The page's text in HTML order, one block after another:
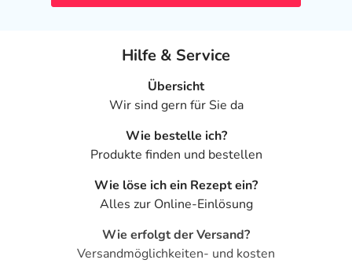
- Verwirrtheit
- Geschmacksstörungen
- Missempfindungen
- Störungen der unbewusssten Bewegungsabläufe mit
Zittern, evtl. Fallneigung
- Gedächtnisstörungen
- Sehstörungen
- Tinnitus (Ohrgeräusche)
- Pulsbeschleunigung
Hilfe & Service
Übersicht
Wir sind gern für Sie da
Wie bestelle ich?
Produkte finden und bestellen
Wie löse ich ein Rezept ein?
Alles zur Online-Einlösung
Wie erfolgt der Versand?
Versandmöglichkeiten- und kosten